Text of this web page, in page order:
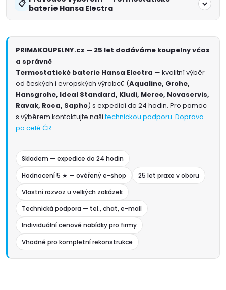
baterie Hansa Electra
PRIMAKOUPELNY.cz — 25 let dodáváme koupelny včas
a správně
Termostatické baterie Hansa Electra — kvalitní výběr
od českých i evropských výrobců (Aqualine, Grohe,
Hansgrohe, Ideal Standard, Kludi, Mereo, Novaservis,
Ravak, Roca, Sapho) s expedicí do 24 hodin. Pro pomoc
s výběrem kontaktujte našitechnickou podporu. Doprava
po celé ČR.
Skladem — expedice do 24 hodin
Hodnocení 5 ★ — ověřený e-shop
25 let praxe v oboru
Vlastní rozvoz u velkých zakázek
Technická podpora — tel., chat, e-mail
Individuální cenové nabídky pro firmy
Vhodné pro kompletní rekonstrukce